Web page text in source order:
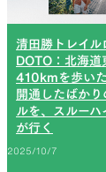
山道具と
清田勝トレイ
DOTO：北海道
410kmを歩いた
開通したばかり
ルを、スルー
が行く
2025/10/7